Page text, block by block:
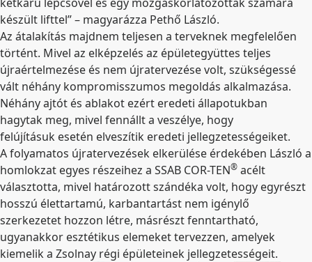
készült lifttel” – magyarázza Pethő László.
Az átalakítás majdnem teljesen a terveknek megfelelően
történt. Mivel az elképzelés az épületegyüttes teljes
újraértelmezése és nem újratervezése volt, szükségessé
vált néhány kompromisszumos megoldás alkalmazása.
Néhány ajtót és ablakot ezért eredeti állapotukban
hagytak meg, mivel fennállt a veszélye, hogy
felújításuk esetén elveszítik eredeti jellegzetességeiket.
A folyamatos újratervezések elkerülése érdekében László a
homlokzat egyes részeihez a SSAB COR-TEN® acélt
választotta, mivel határozott szándéka volt, hogy egyrészt
hosszú élettartamú, karbantartást nem igénylő
szerkezetet hozzon létre, másrészt fenntartható,
ugyanakkor esztétikus elemeket tervezzen, amelyek
kiemelik a Zsolnay régi épületeinek jellegzetességeit.